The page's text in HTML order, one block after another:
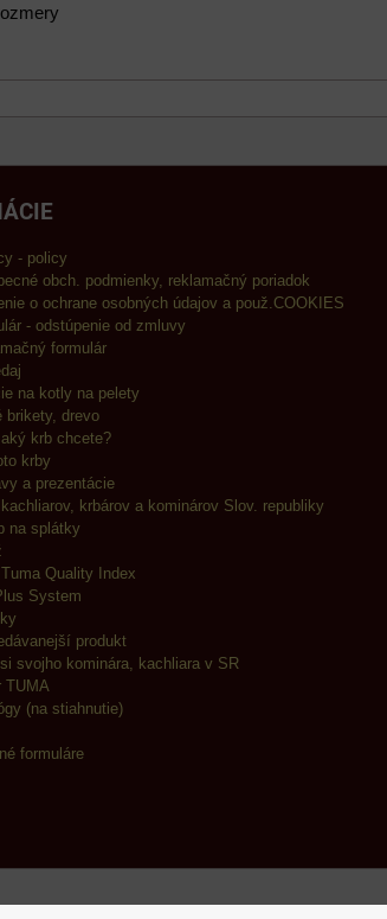
- policy
obch. podmienky, reklamačný poriadok
o ochrane osobných údajov a použ.COOKIES
- odstúpenie od zmluvy
formulár
na kotly na pelety
brikety, drevo
krb chcete?
krby
a prezentácie
krbárov a kominárov Slov. republiky
na splátky
Quality Index
System
produkt
svojho kominára, kachliara v SR
TUMA
(na stiahnutie)
formuláre